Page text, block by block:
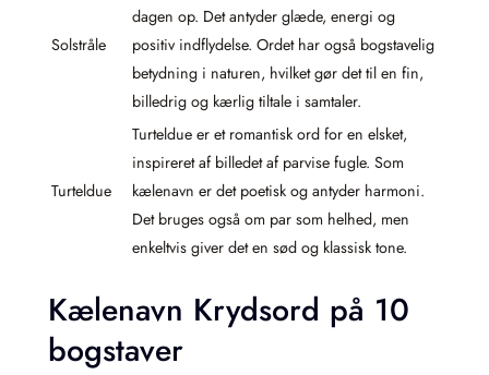
Solstråle
dagen op. Det antyder glæde, energi og
positiv indflydelse. Ordet har også bogstavelig
betydning i naturen, hvilket gør det til en fin,
billedrig og kærlig tiltale i samtaler.
Turteldue
Turteldue er et romantisk ord for en elsket,
inspireret af billedet af parvise fugle. Som
kælenavn er det poetisk og antyder harmoni.
Det bruges også om par som helhed, men
enkeltvis giver det en sød og klassisk tone.
Kælenavn Krydsord på 10
bogstaver